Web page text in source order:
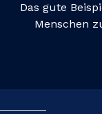
Das gute
Menschen